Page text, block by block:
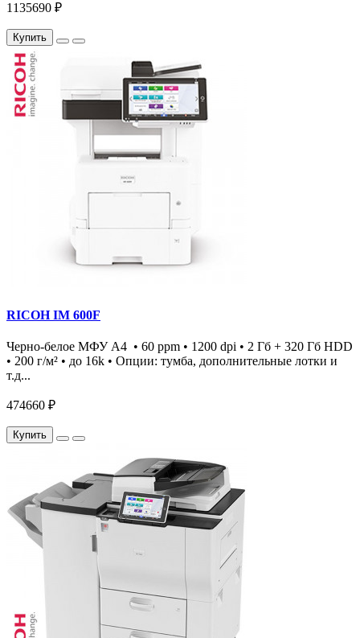
1135690 ₽
Купить
RICOH IM 600F
Черно-белое МФУ А4 • 60 ppm • 1200 dpi • 2 Гб + 320 Гб HDD
• 200 г/м² • до 16k • Опции: тумба, дополнительные лотки и
т.д...
474660 ₽
Купить